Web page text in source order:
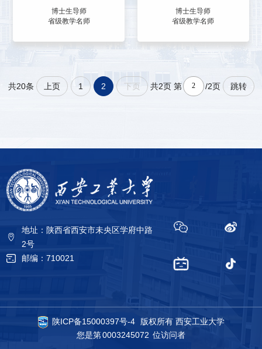
博士生导师
省级教学名师
博士生导师
省级教学名师
共20条 上页 1 2 下页 共2页 第 /2页 跳转
地址：陕西省西安市未央区学府中路
2号
邮编：710021
陕ICP备15000397号-4
版权所有 西安工业大学
您是第0003245072 位访问者